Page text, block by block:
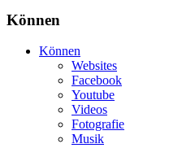
Können
Können
Websites
Facebook
Youtube
Videos
Fotografie
Musik